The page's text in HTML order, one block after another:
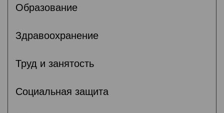
Образование
Здравоохранение
Труд и занятость
Социальная защита